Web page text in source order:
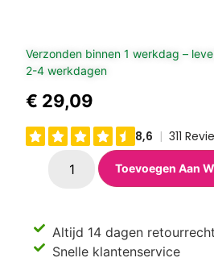
Verzonden binnen 1 werkdag –
2-4 werkdagen
€ 29,09
Toevoegen Aan
Altijd 14 dagen retourrecht
Snelle klantenservice